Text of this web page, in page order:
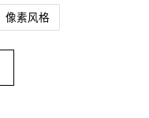
像素风格